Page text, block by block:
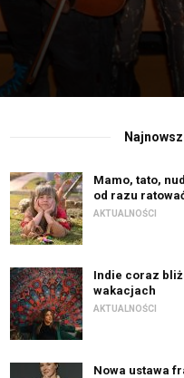
Mamo, tato,
od razu
AKTUALNOŚCI
Indie coraz
wakacjach
AKTUALNOŚCI
Nowa ustawa